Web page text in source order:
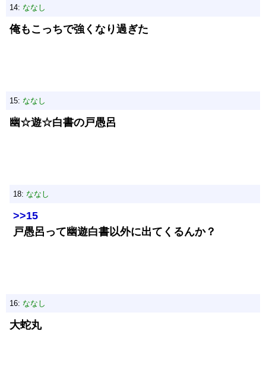
14: ななし
俺もこっちで強くなり過ぎた
15: ななし
幽☆遊☆白書の戸愚呂
18: ななし
>>15
戸愚呂って幽遊白書以外に出てくるんか？
16: ななし
大蛇丸